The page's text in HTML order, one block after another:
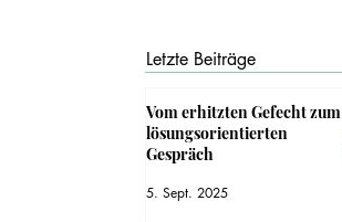
Letzte Beiträge
Vom erhitzten Gefecht zum
lösungsorientierten
Gespräch
5. Sept. 2025